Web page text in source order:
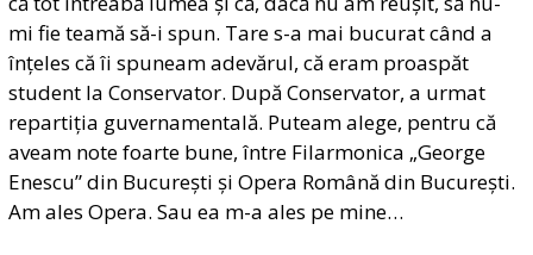
mi fie teamă să-i spun. Tare s-a mai bucurat când a
înțeles că îi spuneam adevărul, că eram proaspăt
student la Conservator. După Conservator, a urmat
repartiția guvernamentală. Puteam alege, pentru că
aveam note foarte bune, între Filarmonica „George
Enescu” din București și Opera Română din București.
Am ales Opera. Sau ea m-a ales pe mine…